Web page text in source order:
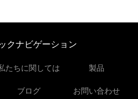
クナビゲーション
たちに関しては 製品
ブログ お問い合わせ